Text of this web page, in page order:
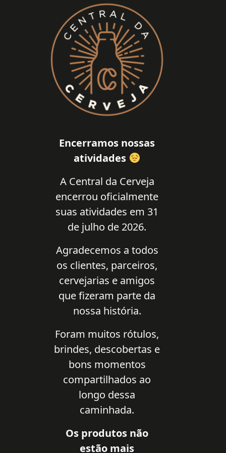
Encerramos nossas
atividades
A Central da Cerveja
encerrou oficialmente
suas atividades em 31
de julho de 2026.
Agradecemos a todos
os clientes, parceiros,
cervejarias e amigos
que fizeram parte da
nossa história.
Foram muitos rótulos,
brindes, descobertas e
bons momentos
compartilhados ao
longo dessa
caminhada.
Os produtos não
estão mais